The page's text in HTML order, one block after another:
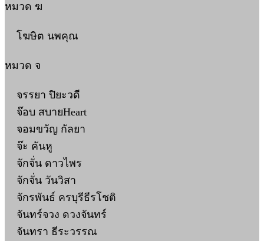
หมวด ฆ
โฆษิต นพคุณ
หมวด จ
จรรยา ปิยะวดี
จ๊อบ สบายHeart
จอมขวัญ กัลยา
จ๊ะ คันหู
จักจั่น ดาวไพร
จักจั่น วันวิสา
จักรพันธ์ ครบุรีธีรโชติ
จันทร์จวง ดวงจันทร์
จันทรา ธีระวรรณ